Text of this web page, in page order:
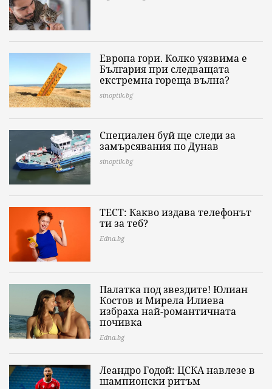
Европа гори. Колко уязвима е
България при следващата
екстремна гореща вълна?
sinoptik.bg
Специален буй ще следи за
замърсявания по Дунав
sinoptik.bg
ТЕСТ: Какво издава телефонът
ти за теб?
Edna.bg
Палатка под звездите! Юлиан
Костов и Мирела Илиева
избраха най-романтичната
почивка
Edna.bg
Леандро Годой: ЦСКА навлезе в
шампионски ритъм